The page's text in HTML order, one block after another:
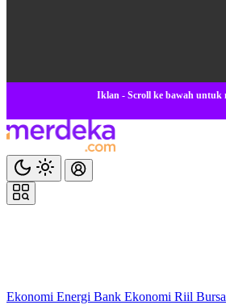
Iklan - Scroll ke bawah untuk
Ekonomi Energi Bank Ekonomi Riil Bursa